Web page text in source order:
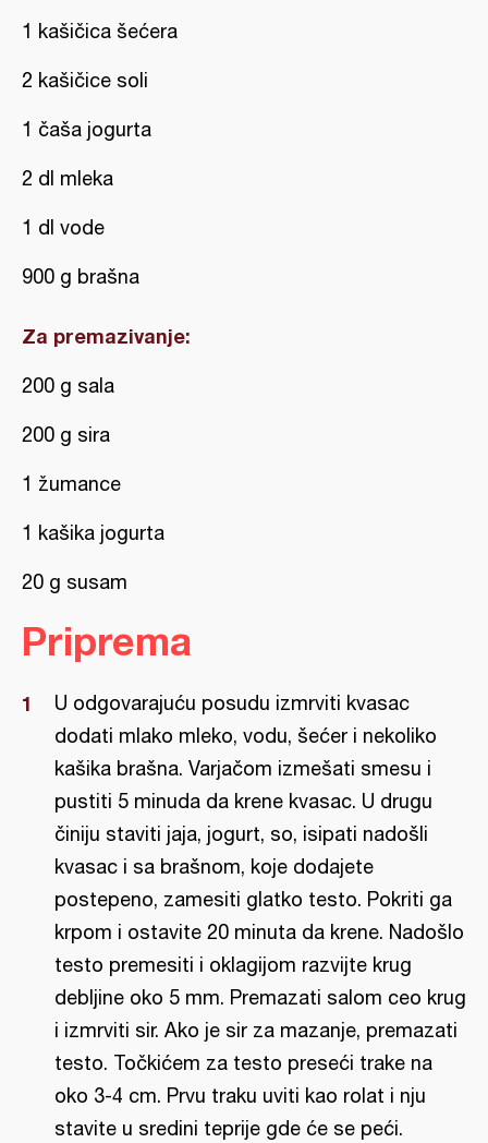
1 kašičica šećera
2 kašičice soli
1 čaša jogurta
2 dl mleka
1 dl vode
900 g brašna
Za premazivanje:
200 g sala
200 g sira
1 žumance
1 kašika jogurta
20 g susam
Priprema
U odgovarajuću posudu izmrviti kvasac
dodati mlako mleko, vodu, šećer i nekoliko
kašika brašna. Varjačom izmešati smesu i
pustiti 5 minuda da krene kvasac. U drugu
činiju staviti jaja, jogurt, so, isipati nadošli
kvasac i sa brašnom, koje dodajete
postepeno, zamesiti glatko testo. Pokriti ga
krpom i ostavite 20 minuta da krene. Nadošlo
testo premesiti i oklagijom razvijte krug
debljine oko 5 mm. Premazati salom ceo krug
i izmrviti sir. Ako je sir za mazanje, premazati
testo. Točkićem za testo preseći trake na
oko 3-4 cm. Prvu traku uviti kao rolat i nju
stavite u sredini teprije gde će se peći.